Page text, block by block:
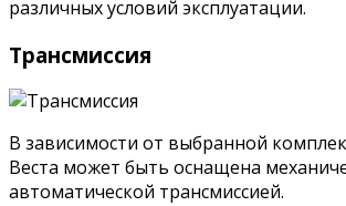
различных условий эксплуатации.
Трансмиссия
В зависимости от выбранной
Веста может быть оснащена
автоматической трансмиссией.